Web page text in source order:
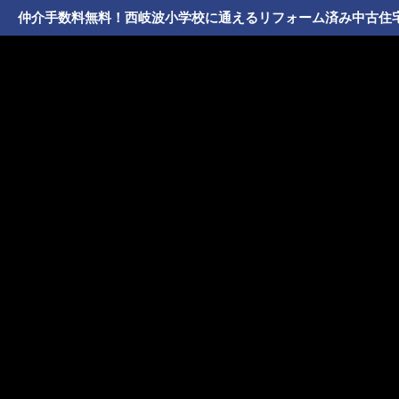
仲介手数料無料！西岐波小学校に通えるリフォーム済み中古